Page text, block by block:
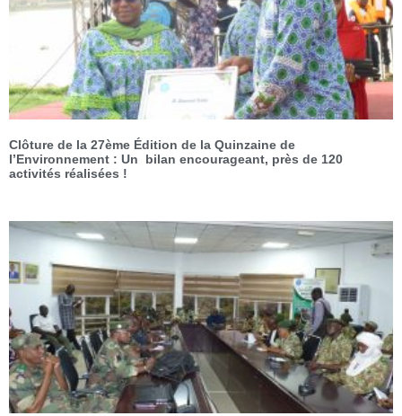
Clôture de la 27ème Édition de la Quinzaine de
l’Environnement : Un bilan encourageant, près de 120
activités réalisées !